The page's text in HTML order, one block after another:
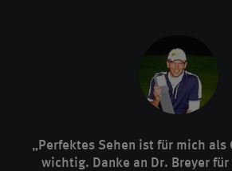
„Perfektes Sehen ist für mich als
wichtig. Danke an Dr. Breyer